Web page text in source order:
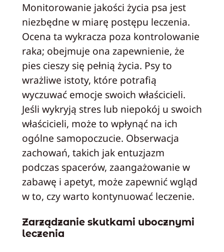
Monitorowanie jakości życia psa jest
niezbędne w miarę postępu leczenia.
Ocena ta wykracza poza kontrolowanie
raka; obejmuje ona zapewnienie, że
pies cieszy się pełnią życia. Psy to
wrażliwe istoty, które potrafią
wyczuwać emocje swoich właścicieli.
Jeśli wykryją stres lub niepokój u swoich
właścicieli, może to wpłynąć na ich
ogólne samopoczucie. Obserwacja
zachowań, takich jak entuzjazm
podczas spacerów, zaangażowanie w
zabawę i apetyt, może zapewnić wgląd
w to, czy warto kontynuować leczenie.
Zarządzanie skutkami ubocznymi
leczenia